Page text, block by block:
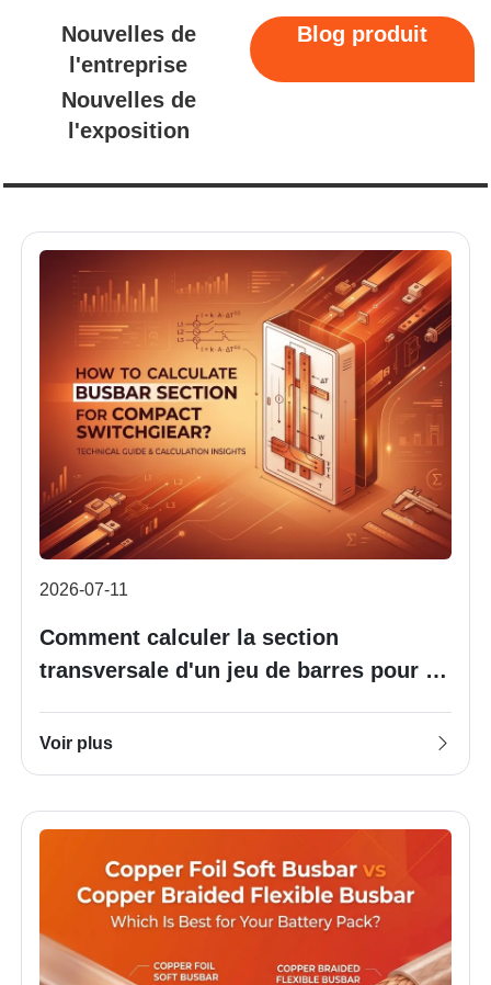
Nouvelles de
l'entreprise
Blog produit
Nouvelles de
l'exposition
2026-07-11
Comment calculer la section
transversale d'un jeu de barres pour un
compact ?
Voir plus